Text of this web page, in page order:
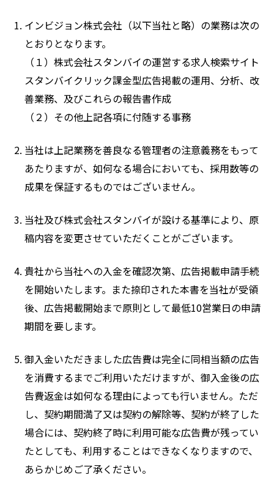
インビジョン株式会社（以下当社と略）の業務は次の
とおりとなります。
（１）株式会社スタンバイの運営する求人検索サイト
スタンバイクリック課金型広告掲載の運用、分析、改
善業務、及びこれらの報告書作成
（２）その他上記各項に付随する事務
当社は上記業務を善良なる管理者の注意義務をもって
あたりますが、如何なる場合においても、採用数等の
成果を保証するものではございません。
当社及び株式会社スタンバイが設ける基準により、原
稿内容を変更させていただくことがございます。
貴社から当社への入金を確認次第、広告掲載申請手続
を開始いたします。また捺印された本書を当社が受領
後、広告掲載開始まで原則として最低10営業日の申請
期間を要します。
御入金いただきました広告費は完全に同相当額の広告
を消費するまでご利用いただけますが、御入金後の広
告費返金は如何なる理由によっても行いません。ただ
し、契約期間満了又は契約の解除等、契約が終了した
場合には、契約終了時に利用可能な広告費が残ってい
たとしても、利用することはできなくなりますので、
あらかじめご了承ください。